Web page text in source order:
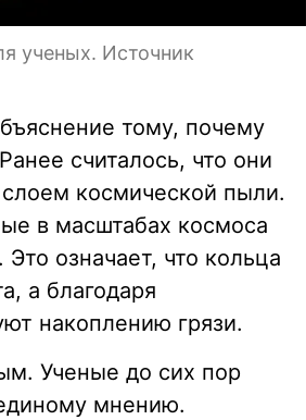
ученых. Источник
тому, почему
считалось, что они
космической пыли.
в масштабах космоса
означает, что кольца
а благодаря
накоплению грязи.
Ученые до сих пор
мнению.